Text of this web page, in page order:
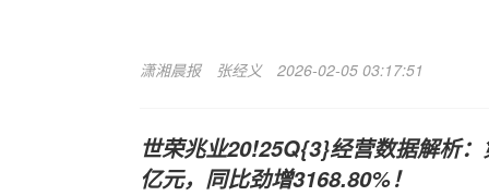
潇湘晨报 张经义 2026-02-05 03:17:51
世荣兆业20!25Q{3}经营数据解析
亿元，同比劲增3168.80%！